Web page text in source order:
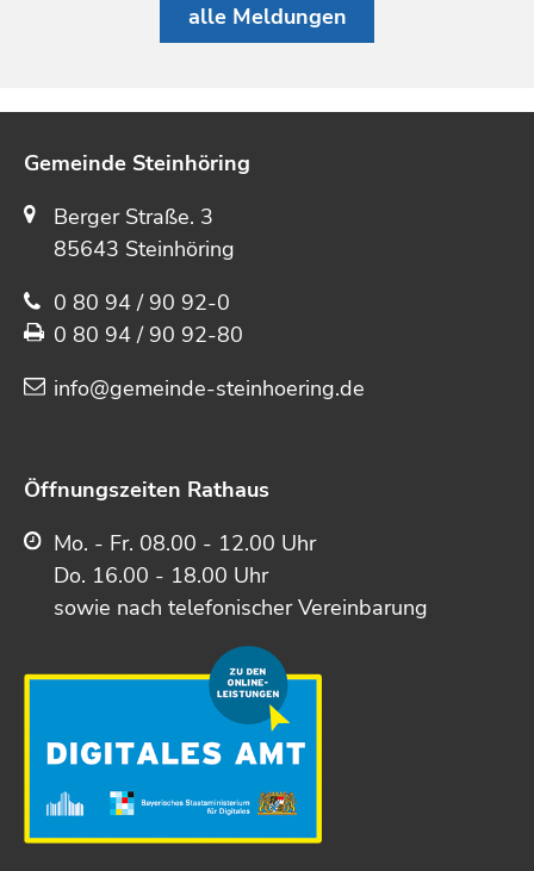
alle Meldungen
Gemeinde Steinhöring
Berger Straße. 3
85643 Steinhöring
0 80 94 / 90 92-0
0 80 94 / 90 92-80
info@gemeinde-steinhoering.de
Öffnungszeiten Rathaus
Mo. - Fr. 08.00 - 12.00 Uhr
Do. 16.00 - 18.00 Uhr
sowie nach telefonischer Vereinbarung